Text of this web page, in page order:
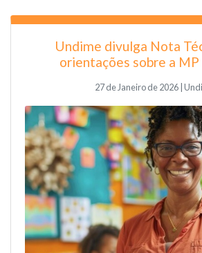
Undime divulga Nota
orientações sobre a MP
27 de Janeiro de 2026 |